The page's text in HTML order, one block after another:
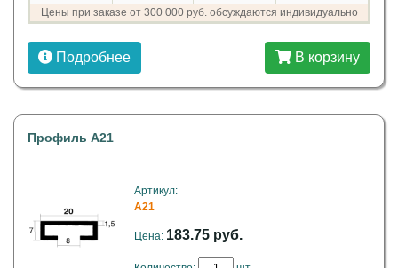
Цены при заказе от 300 000 руб. обсуждаются индивидуально
Подробнее В корзину
Профиль A21
Артикул:
A21
Цена: 183.75 руб.